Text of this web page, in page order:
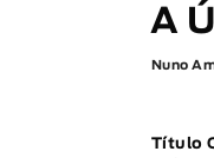
A
Nuno
Título